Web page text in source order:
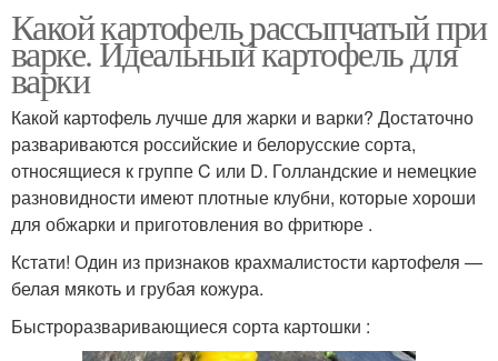
Какой картофель рассыпчатый при
варке. Идеальный картофель для
варки
Какой картофель лучше для жарки и варки? Достаточно
развариваются российские и белорусские сорта,
относящиеся к группе C или D. Голландские и немецкие
разновидности имеют плотные клубни, которые хороши
для обжарки и приготовления во фритюре .
Кстати! Один из признаков крахмалистости картофеля —
белая мякоть и грубая кожура.
Быстроразваривающиеся сорта картошки :